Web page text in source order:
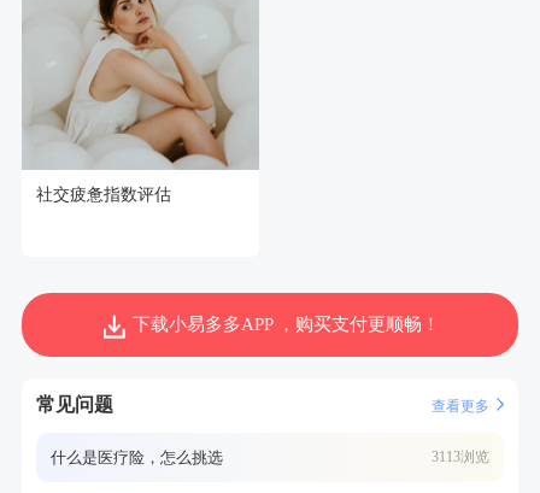
社交疲惫指数评估
下载小易多多APP ，购买支付更顺畅！
常见问题 查看更多
什么是医疗险，怎么挑选 3113浏览